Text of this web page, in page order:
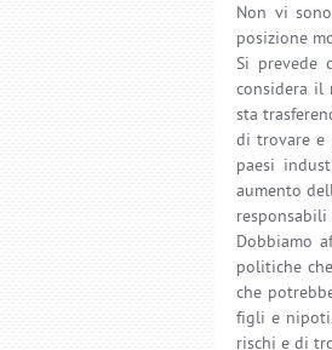
Non vi
posizione
Si prevede
considera il
sta
di trovare e
paesi
aumento
Dobbiamo
politiche
che
figli e
rischi e di